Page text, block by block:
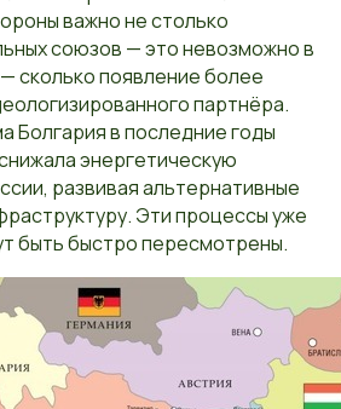
важно не столько
союзов — это невозможно в
сколько появление более
партнёра.
Болгария в последние годы
энергетическую
развивая альтернативные
Эти процессы уже
быть быстро пересмотрены.